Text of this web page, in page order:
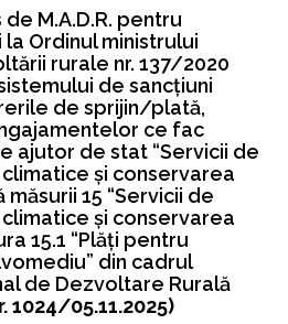
de M.A.D.R. pentru
Ordinul ministrului
rurale nr. 137/2020
de sancţiuni
de sprijin/plată,
ce fac
ajutor de stat “Servicii de
şi conservarea
15 “Servicii de
şi conservarea
15.1 “Plăţi pentru
din cadrul
de Dezvoltare Rurală
1024/05.11.2025)